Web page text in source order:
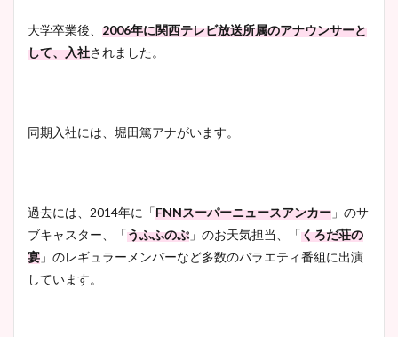
大学卒業後、 2006年に関西テレビ放送所属のアナウンサーと
して、入社されました。
同期入社には、堀田篤アナがいます。
過去には、2014年に「FNNスーパーニュースアンカー 」のサ
ブキャスター、「うふふのぷ 」のお天気担当、「くろだ荘の
宴 」のレギュラーメンバーなど多数のバラエティ番組に出演
しています。